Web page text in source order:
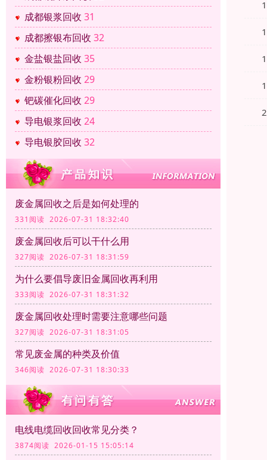
成都银浆回收 31
成都擦银布回收 32
金盐银盐回收 35
金粉银粉回收 29
钯碳催化回收 29
导电银浆回收 24
导电银胶回收 32
废金属回收之后是如何处理的
331阅读 2026-07-31 18:32:40
废金属回收后可以干什么用
327阅读 2026-07-31 18:31:59
为什么要倡导废旧金属回收再利用
333阅读 2026-07-31 18:31:32
废金属回收处理时需要注意哪些问题
327阅读 2026-07-31 18:31:05
常见废金属的种类及价值
346阅读 2026-07-31 18:30:33
电线电缆回收回收常见分类？
3874阅读 2026-01-15 15:05:14